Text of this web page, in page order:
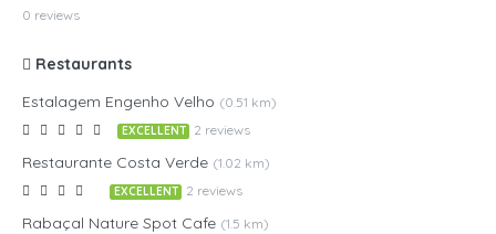
0 reviews
Restaurants
Estalagem Engenho Velho (0.51 km)
EXCELLENT 2 reviews
Restaurante Costa Verde (1.02 km)
EXCELLENT 2 reviews
Rabaçal Nature Spot Cafe (1.5 km)